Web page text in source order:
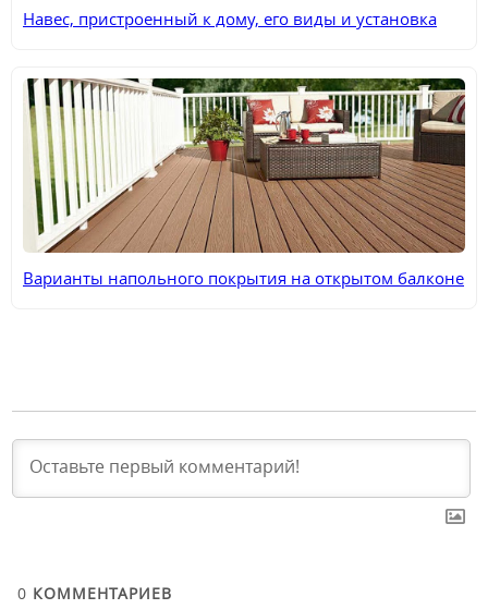
Навес, пристроенный к дому, его виды и установка
Варианты напольного покрытия на открытом балконе
0 КОММЕНТАРИЕВ